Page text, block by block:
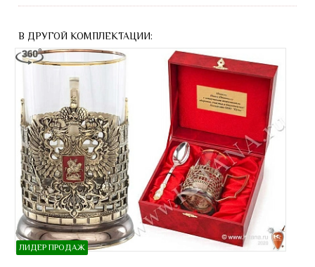
В ДРУГОЙ КОМПЛЕКТАЦИИ:
ЛИДЕР ПРОДАЖ